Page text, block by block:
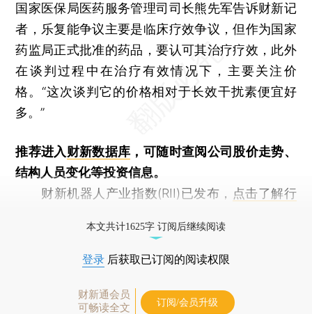
国家医保局医药服务管理司司长熊先军告诉财新记
者，乐复能争议主要是临床疗效争议，但作为国家
药监局正式批准的药品，要认可其治疗疗效，此外
在谈判过程中在治疗有效情况下，主要关注价
格。“这次谈判它的价格相对于长效干扰素便宜好
多。”
推荐进入财新数据库 ，可随时查阅公司股价走势、
结构人员变化等投资信息。
财新机器人产业指数(RII)已发布， 点击了解行
本文共计1625字 订阅后继续阅读
登录 后获取已订阅的阅读权限
财新通会员
可畅读全文
订阅/会员升级